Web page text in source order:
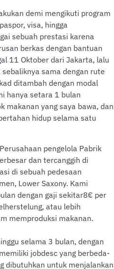
demi mengikuti program
visa, hingga
sebuah prestasi karena
berkas dengan bantuan
11 Oktober dari Jakarta, lalu
sama dengan rute
ditambah dengan modal
hanya setara 1 bulan
makanan yang saya bawa, dan
hidup selama satu
pengelola Pabrik
dan tercanggih di
di sebuah pedesaan
Lower Saxony. Kami
dengan gaji sekitar8€ per
atau lebih
memproduksi makanan.
selama 3 bulan, dengan
jobdesc yang berbeda-
dibutuhkan untuk menjalankan